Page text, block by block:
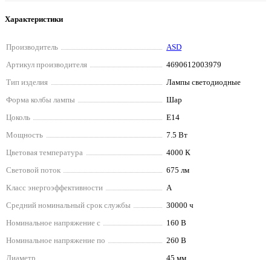
Характеристики
Производитель
ASD
Артикул производителя
4690612003979
Тип изделия
Лампы светодиодные
Форма колбы лампы
Шар
Цоколь
E14
Мощность
7.5 Вт
Цветовая температура
4000 К
Световой поток
675 лм
Класс энергоэффективности
A
Средний номинальный срок службы
30000 ч
Номинальное напряжение с
160 В
Номинальное напряжение по
260 В
Диаметр
45 мм